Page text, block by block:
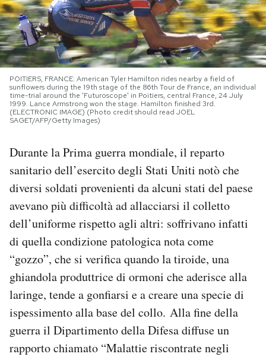
PODCAST
NEWSLETTER
I MIEI PREFERITI
SHOP
AREA PERSONALE
Area Personale
Newsletter
Notifiche mobile
Regala il Post
Esci
POITIERS, FRANCE: American Tyler Hamilton rides nearby a field of
sunflowers during the 19th stage of the 86th Tour de France, an individual
time-trial around the 'Futuroscope' in Poitiers, central France, 24 July
1999. Lance Armstrong won the stage. Hamilton finished 3rd.
(ELECTRONIC IMAGE) (Photo credit should read JOEL
SAGET/AFP/Getty Images)
Durante la Prima guerra mondiale, il reparto
sanitario dell’esercito degli Stati Uniti notò che
diversi soldati provenienti da alcuni stati del paese
avevano più difficoltà ad allacciarsi il colletto
dell’uniforme rispetto agli altri: soffrivano infatti
di quella condizione patologica nota come
“gozzo”, che si verifica quando la tiroide, una
ghiandola produttrice di ormoni che aderisce alla
laringe, tende a gonfiarsi e a creare una specie di
ispessimento alla base del collo. Alla fine della
guerra il Dipartimento della Difesa diffuse un
rapporto chiamato “Malattie riscontrate negli